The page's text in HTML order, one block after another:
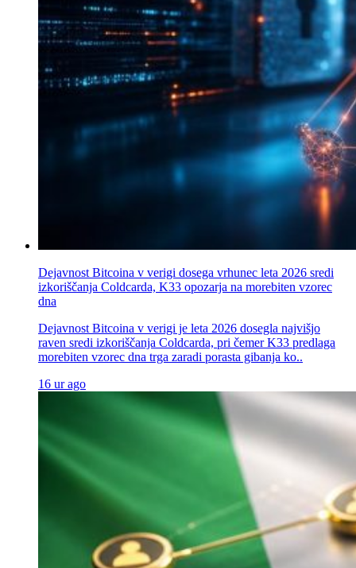
Dejavnost Bitcoina v verigi dosega vrhunec leta 2026 sredi
izkoriščanja Coldcarda, K33 opozarja na morebiten vzorec
dna
Dejavnost Bitcoina v verigi je leta 2026 dosegla najvišjo
raven sredi izkoriščanja Coldcarda, pri čemer K33 predlaga
morebiten vzorec dna trga zaradi porasta gibanja ko..
16 ur ago